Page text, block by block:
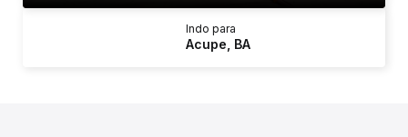
Indo para
Acupe, BA